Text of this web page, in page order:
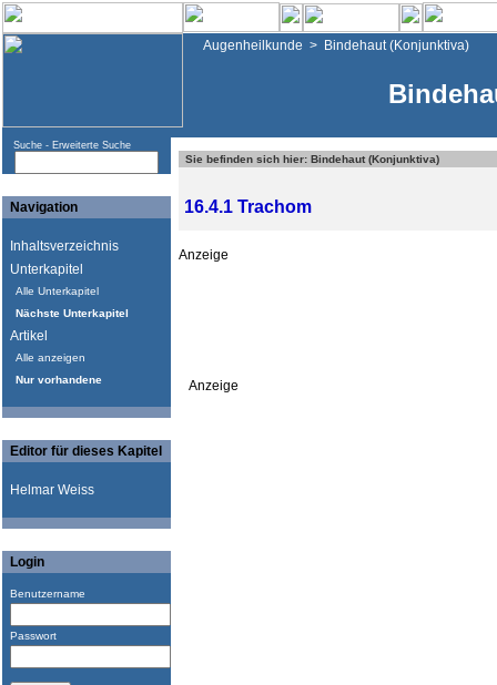
Augenheilkunde > Bindehaut (Konjunktiva)
Suche - Erweiterte Suche
Navigation
Inhaltsverzeichnis
Unterkapitel
Alle Unterkapitel
Nächste Unterkapitel
Artikel
Alle anzeigen
Nur vorhandene
Editor für dieses Kapitel
Helmar Weiss
Login
Benutzername
Passwort
Sie befinden sich hier: Bindehaut (Konjunktiva)
16.4.1 Trachom
Anzeige
Anzeige